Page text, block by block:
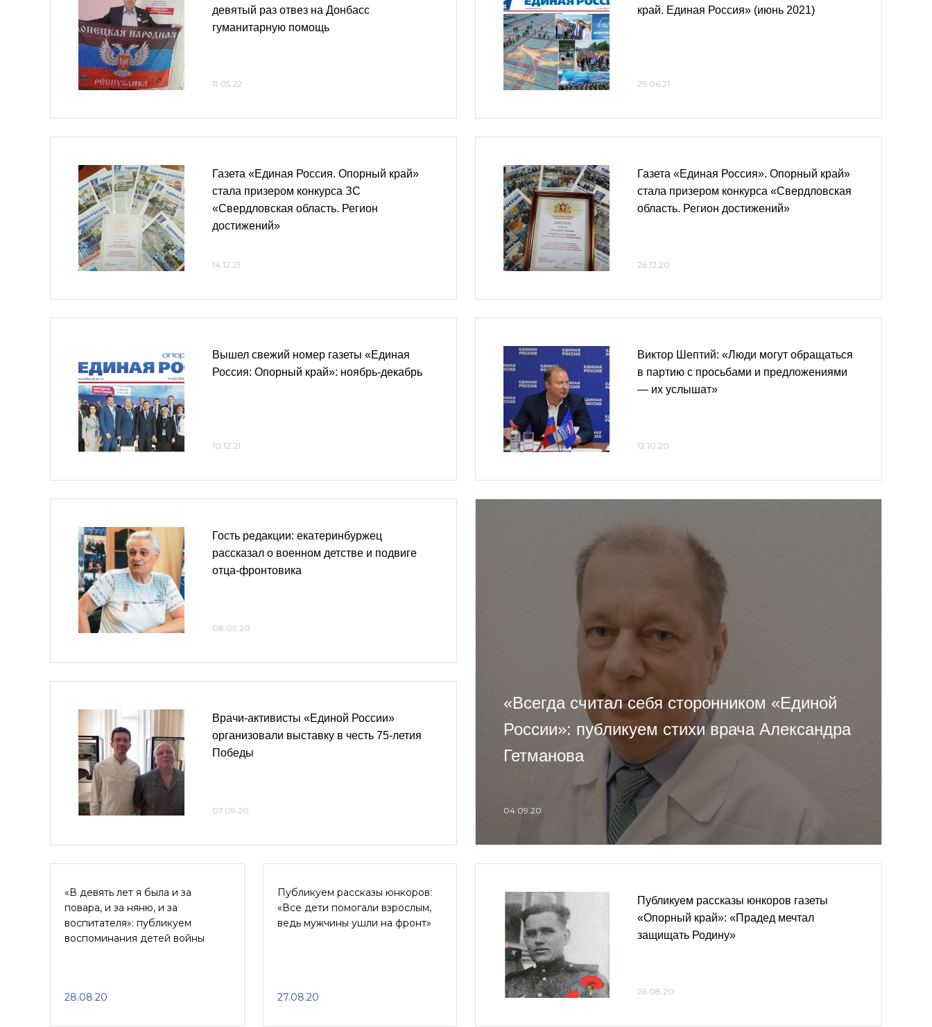
девятый раз отвез на Донбасс
гуманитарную помощь
11.05.22
Газета «Единая Россия. Опорный край»
стала призером конкурса ЗС
«Свердловская область. Регион
достижений»
14.12.21
Вышел свежий номер газеты «Единая
Россия: Опорный край»: ноябрь-декабрь
10.12.21
край. Единая Россия» (июнь 2021)
29.06.21
Газета «Единая Россия». Опорный край»
стала призером конкурса «Свердловская
область. Регион достижений»
26.12.20
Виктор Шептий: «Люди могут обращаться
в партию с просьбами и предложениями
— их услышат»
12.10.20
Гость редакции: екатеринбуржец
рассказал о военном детстве и подвиге
отца-фронтовика
08.09.20
Врачи-активисты «Единой России»
организовали выставку в честь 75-летия
Победы
07.09.20
«Всегда считал себя сторонником «Единой
России»: публикуем стихи врача Александра
Гетманова
04.09.20
«В девять лет я была и за
повара, и за няню, и за
воспитателя»: публикуем
воспоминания детей войны
28.08.20
Публикуем рассказы юнкоров:
«Все дети помогали взрослым,
ведь мужчины ушли на фронт»
27.08.20
Публикуем рассказы юнкоров газеты
«Опорный край»: «Прадед мечтал
защищать Родину»
26.08.20